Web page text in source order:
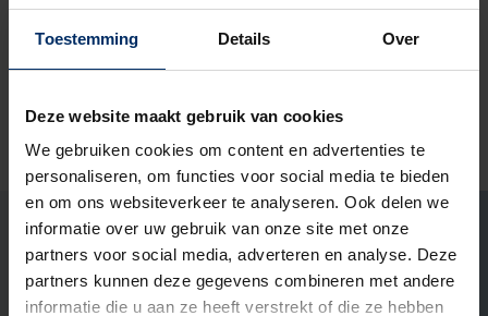
Toestemming Details Over
Deze website maakt gebruik van cookies
We gebruiken cookies om content en advertenties te
personaliseren, om functies voor social media te bieden
en om ons websiteverkeer te analyseren. Ook delen we
informatie over uw gebruik van onze site met onze
partners voor social media, adverteren en analyse. Deze
partners kunnen deze gegevens combineren met andere
informatie die u aan ze heeft verstrekt of die ze hebben
Ook zo’n mooi project met
ons aangaan?
Marco Ekelmans
Specialist buitenruimtes
Open het contact
Open hetLinkedIn